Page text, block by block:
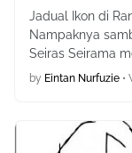
Jadual Ikon di
Nampaknya
Seiras Seirama
by Eintan Nurfuzie •